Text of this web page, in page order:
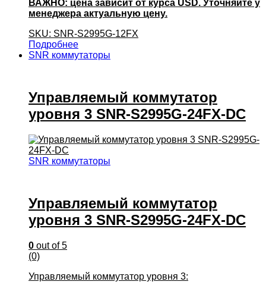
ВАЖНО: цена зависит от курса USD. Уточняйте у
менеджера актуальную цену.
SKU: SNR-S2995G-12FX
Подробнее
SNR коммутаторы
Управляемый коммутатор
уровня 3 SNR-S2995G-24FX-DC
SNR коммутаторы
Управляемый коммутатор
уровня 3 SNR-S2995G-24FX-DC
0 out of 5
(0)
Управляемый коммутатор уровня 3: